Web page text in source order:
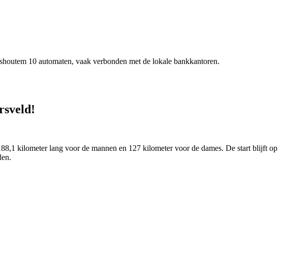
10 automaten, vaak verbonden met de lokale bankkantoren.
kilometer lang voor de mannen en 127 kilometer voor de dames. De start blijft op